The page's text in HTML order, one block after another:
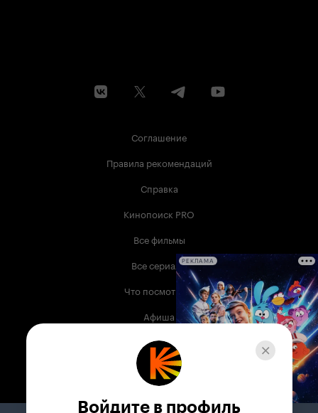
Соглашение
Правила рекомендаций
Справка
Кинопоиск PRO
Все фильмы
Все сериалы
Что посмотреть
Афиша
Музыка
Телепрограмма
РЕКЛАМА
Войдите в профиль